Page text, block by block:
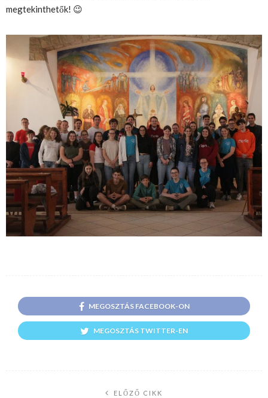
megtekinthetők! 😉
MEGOSZTÁS FACEBOOK-ON
MEGOSZTÁS TWITTER-EN
ELŐZŐ CIKK